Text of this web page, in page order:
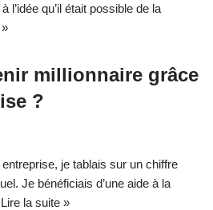
l’idée qu’il était possible de la
millionnaire grâce
?
je tablais sur un chiffre
Je bénéficiais d’une aide à la
Lire la suite »